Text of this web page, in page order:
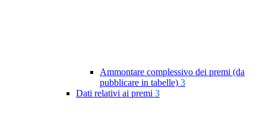
Ammontare complessivo dei premi (da
pubblicare in tabelle) 3
Dati relativi ai premi 3